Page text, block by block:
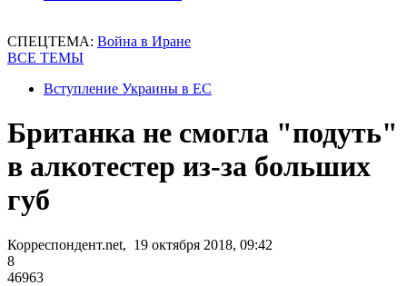
СПЕЦТЕМА: Война в Иране
ВСЕ ТЕМЫ
Вступление Украины в ЕС
Британка не смогла "подуть"
в алкотестер из-за больших
губ
Корреспондент.net, 19 октября 2018, 09:42
8
46963